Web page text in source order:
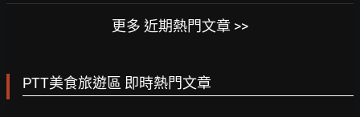
更多 近期熱門文章 >>
PTT美食旅遊區 即時熱門文章